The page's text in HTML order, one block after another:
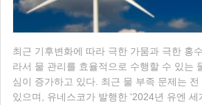
최근 기후변화에 따라 극한 가뭄과 극한 홍
라서 물 관리를 효율적으로 수행할 수 있는
심이 증가하고 있다. 최근 물 부족 문제는
있으며, 유네스코가 발행한 '2024년 유엔 세